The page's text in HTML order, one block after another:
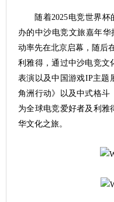
随着2025电竞世界
办的中沙电竞文旅嘉年华
动率先在北京启幕，随后
利雅得，通过中沙电竞文
表演以及中国游戏IP主题
角洲行动》以及中式格斗
为全球电竞爱好者及利雅
华文化之旅。